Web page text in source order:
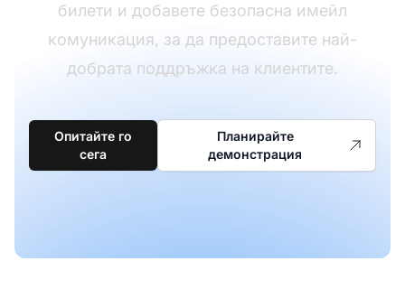
билети и добавете безопасна имейл
комуникация, за да предоставите най-
добрата поддръжка на клиентите.
Опитайте го
сега
Планирайте
демонстрация